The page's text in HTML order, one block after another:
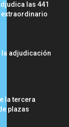
las 441
extraordinario
la adjudicación
la tercera
plazas